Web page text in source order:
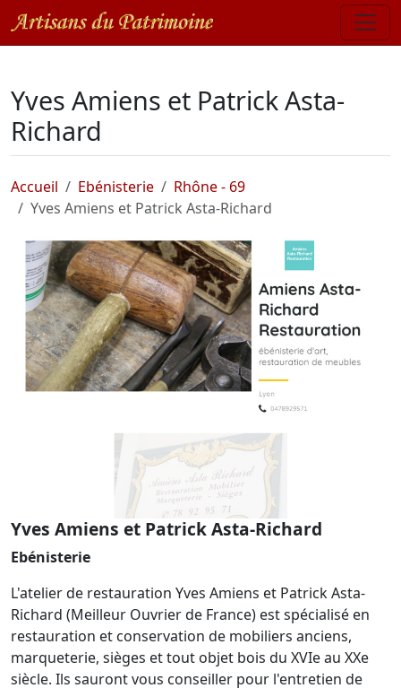
Yves Amiens et Patrick Asta-
Richard
Accueil Ebénisterie
Rhône - 69
Yves Amiens et Patrick Asta-Richard
Yves Amiens et Patrick Asta-Richard
Ebénisterie
L'atelier de restauration Yves Amiens et Patrick Asta-
Richard (Meilleur Ouvrier de France) est spécialisé en
restauration et conservation de mobiliers anciens,
marqueterie, sièges et tout objet bois du XVIe au XXe
siècle. Ils sauront vous conseiller pour l'entretien de